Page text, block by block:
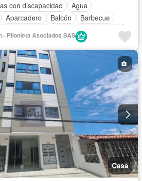
con discapacidad
Agua
Aparcadero Balcón
Barbecue
Electricidad
Estudio
Vigilante
Tanque de agua
Terraza
Wifi Permite mascotas
Permite niños
- Pilonieta Asociados SAS
Casa